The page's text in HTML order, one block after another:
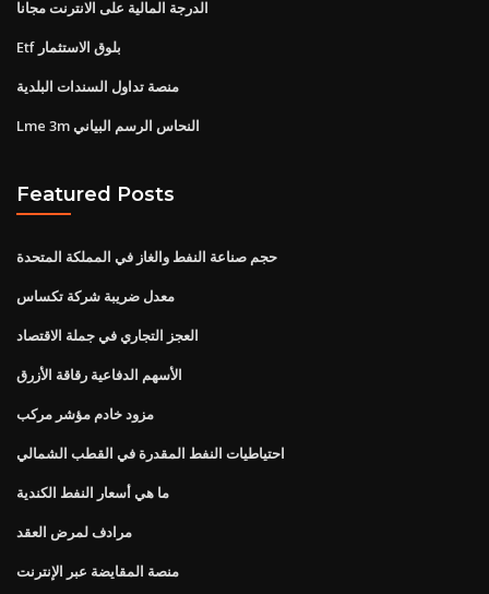
الدرجة المالية على الانترنت مجانا
Etf بلوق الاستثمار
منصة تداول السندات البلدية
Lme 3m النحاس الرسم البياني
Featured Posts
حجم صناعة النفط والغاز في المملكة المتحدة
معدل ضريبة شركة تكساس
العجز التجاري في جملة الاقتصاد
الأسهم الدفاعية رقاقة الأزرق
مزود خادم مؤشر مركب
احتياطيات النفط المقدرة في القطب الشمالي
ما هي أسعار النفط الكندية
مرادف لمرض العقد
منصة المقايضة عبر الإنترنت